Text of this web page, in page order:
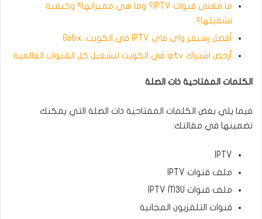
ما معنى قنوات IPTV؟ وما هي مميزاتها؟ وكيفية
تشغيلها؟
أفضل رسيفر واي فاي IPTV في الكويت: Gobx
أرخص اشتراك iptv في الكويت لتشغيل كل القنوات العالمية
الكلمات المفتاحية ذات الصلة
فيما يلي بعض الكلمات المفتاحية ذات الصلة التي يمكنك
تضمينها في مقالتك:
IPTV
ملف قنوات IPTV
ملف قنوات IPTV M3U
قنوات التلفزيون المجانية